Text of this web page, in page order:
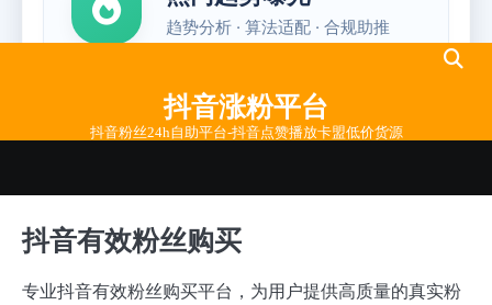
抖音涨粉平台
抖音粉丝24h自助平台-抖音点赞播放卡盟低价货源
抖音有效粉丝购买
专业抖音有效粉丝购买平台，为用户提供高质量的真实粉